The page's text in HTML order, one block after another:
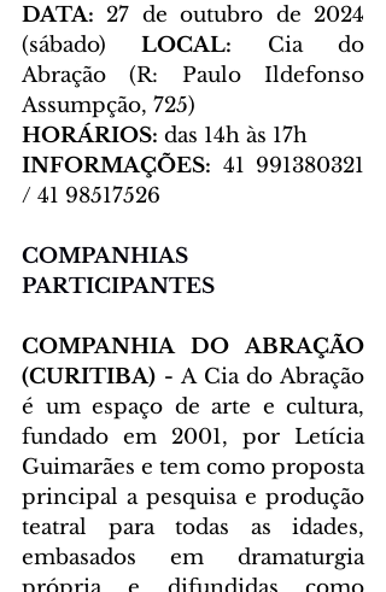
DATA: 27 de outubro de 2024
(sábado) LOCAL: Cia do
Abração (R: Paulo Ildefonso
Assumpção, 725)
HORÁRIOS: das 14h às 17h
INFORMAÇÕES: 41 991380321
/ 41 98517526
COMPANHIAS
PARTICIPANTES
COMPANHIA DO ABRAÇÃO
(CURITIBA) - A Cia do Abração
é um espaço de arte e cultura,
fundado em 2001, por Letícia
Guimarães e tem como proposta
principal a pesquisa e produção
teatral para todas as idades,
embasados em dramaturgia